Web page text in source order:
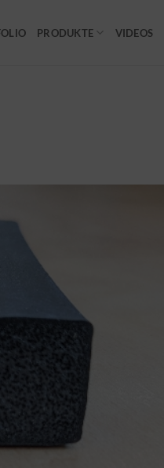
PRODUKTE VIDEOS